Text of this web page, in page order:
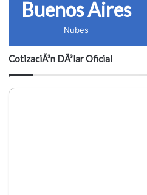
Buenos Aires
Nubes
CotizaciÃ³n DÃ³lar Oficial